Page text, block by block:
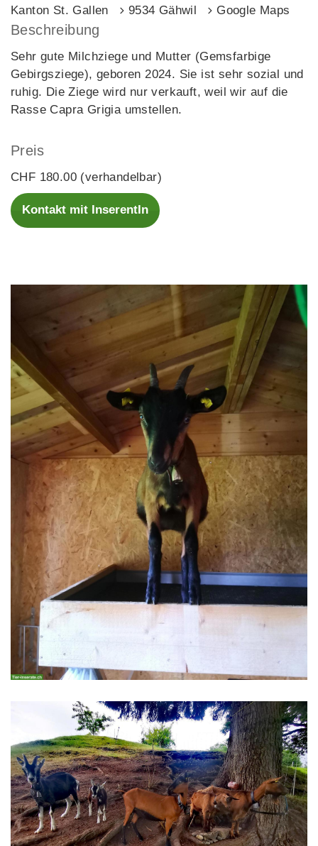
Kanton St. Gallen 9534 Gähwil Google Maps
Beschreibung
Sehr gute Milchziege und Mutter (Gemsfarbige
Gebirgsziege), geboren 2024. Sie ist sehr sozial und
ruhig. Die Ziege wird nur verkauft, weil wir auf die
Rasse Capra Grigia umstellen.
Preis
CHF 180.00 (verhandelbar)
Kontakt mit InserentIn